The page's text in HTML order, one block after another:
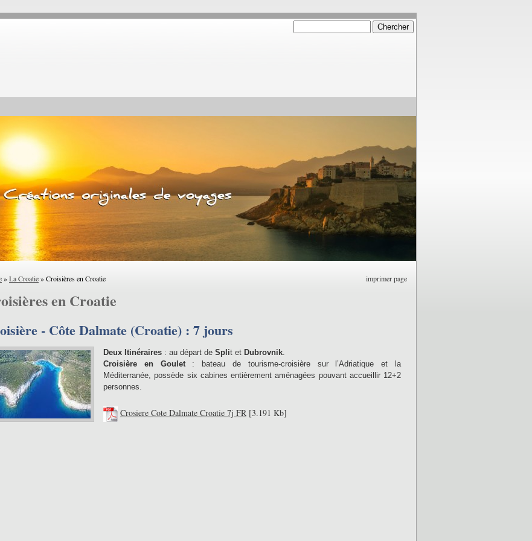
»La Croatie» Croisières en Croatie
en Croatie
imprimer page
- Côte Dalmate (Croatie) : 7 jours
Deux Itinéraires : au départ de Split et Dubrovnik.
Croisière en Goulet: bateau de tourisme-croisière sur l’Adriatique et la
Méditerranée, possède six cabines entièrement aménagées pouvant accueillir 12+2
personnes.
Crosiere Cote Dalmate Croatie 7j FR [3.191 Kb]